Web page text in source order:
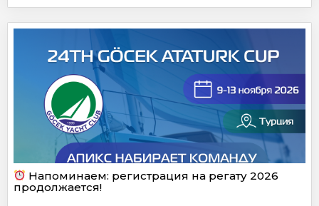
Напоминаем: регистрация на регату 2026
продолжается!